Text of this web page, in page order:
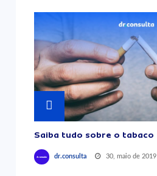
Saiba tudo sobre o tabaco
dr.consulta 30, maio de 2019